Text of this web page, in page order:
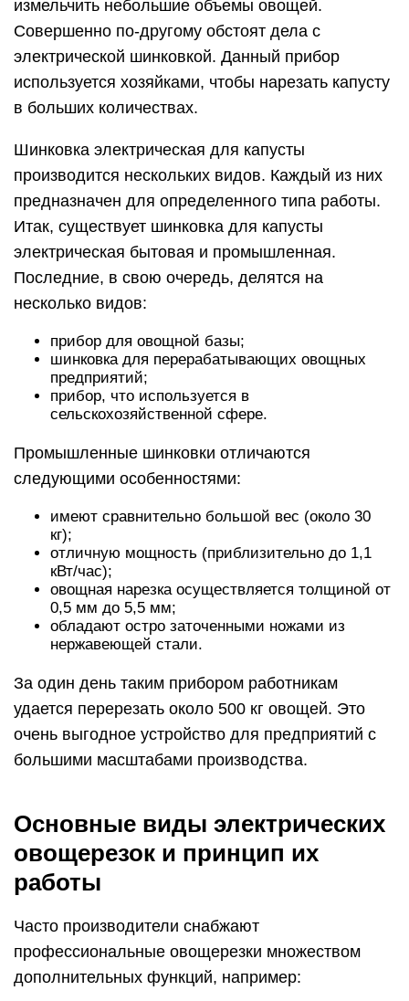
измельчить небольшие объемы овощей.
Совершенно по-другому обстоят дела с
электрической шинковкой. Данный прибор
используется хозяйками, чтобы нарезать капусту
в больших количествах.
Шинковка электрическая для капусты
производится нескольких видов. Каждый из них
предназначен для определенного типа работы.
Итак, существует шинковка для капусты
электрическая бытовая и промышленная.
Последние, в свою очередь, делятся на
несколько видов:
прибор для овощной базы;
шинковка для перерабатывающих овощных
предприятий;
прибор, что используется в
сельскохозяйственной сфере.
Промышленные шинковки отличаются
следующими особенностями:
имеют сравнительно большой вес (около 30
кг);
отличную мощность (приблизительно до 1,1
кВт/час);
овощная нарезка осуществляется толщиной от
0,5 мм до 5,5 мм;
обладают остро заточенными ножами из
нержавеющей стали.
За один день таким прибором работникам
удается перерезать около 500 кг овощей. Это
очень выгодное устройство для предприятий с
большими масштабами производства.
Основные виды электрических
овощерезок и принцип их
работы
Часто производители снабжают
профессиональные овощерезки множеством
дополнительных функций, например: